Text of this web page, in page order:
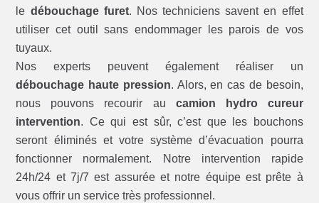
le débouchage furet. Nos techniciens savent en effet
utiliser cet outil sans endommager les parois de vos
tuyaux.
Nos experts peuvent également réaliser un
débouchage haute pression. Alors, en cas de besoin,
nous pouvons recourir au camion hydro cureur
intervention. Ce qui est sûr, c’est que les bouchons
seront éliminés et votre système d’évacuation pourra
fonctionner normalement. Notre intervention rapide
24h/24 et 7j/7 est assurée et notre équipe est prête à
vous offrir un service très professionnel.